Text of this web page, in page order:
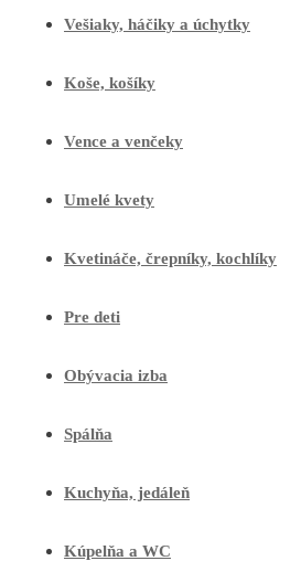
Vešiaky, háčiky a úchytky
Koše, košíky
Vence a venčeky
Umelé kvety
Kvetináče, črepníky, kochlíky
Pre deti
Obývacia izba
Spálňa
Kuchyňa, jedáleň
Kúpelňa a WC